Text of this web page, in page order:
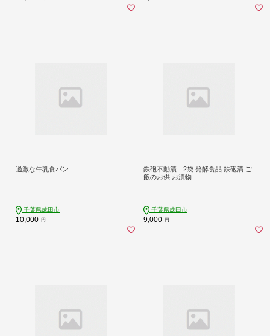
過激な牛乳食パン
千葉県成田市
10,000 円
鉄砲不動漬 2袋 発酵食品 鉄砲漬 ご
飯のお供 お漬物
千葉県成田市
9,000 円